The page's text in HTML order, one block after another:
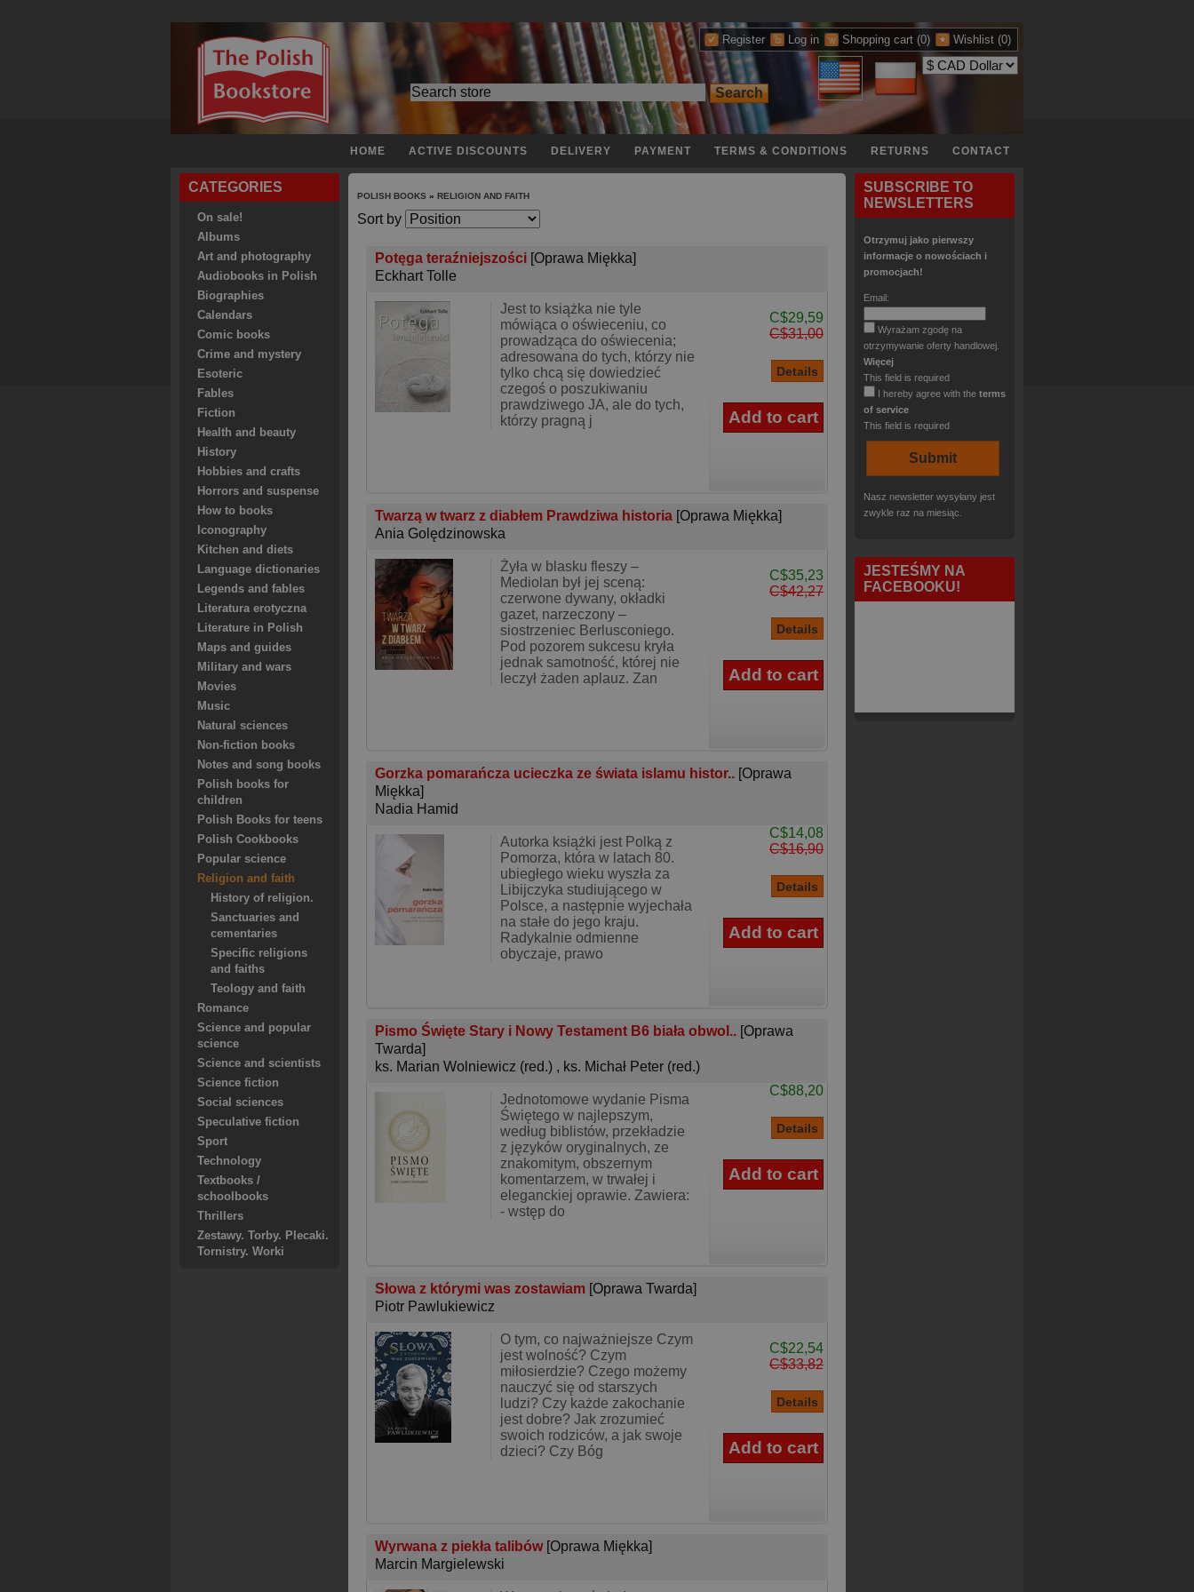
Register Log in Shopping cart (0) Wishlist (0)
HOME ACTIVE DISCOUNTS DELIVERY PAYMENT TERMS & CONDITIONS RETURNS CONTACT
CATEGORIES
On sale!
Albums
Art and photography
Audiobooks in Polish
Biographies
Calendars
Comic books
Crime and mystery
Esoteric
Fables
Fiction
Health and beauty
History
Hobbies and crafts
Horrors and suspense
How to books
Iconography
Kitchen and diets
Language dictionaries
Legends and fables
Literatura erotyczna
Literature in Polish
Maps and guides
Military and wars
Movies
Music
Natural sciences
Non-fiction books
Notes and song books
Polish books for
children
Polish Books for teens
Polish Cookbooks
Popular science
Religion and faith
History of religion.
Sanctuaries and
cementaries
Specific religions
and faiths
Teology and faith
Romance
Science and popular
science
Science and scientists
Science fiction
Social sciences
Speculative fiction
Sport
Technology
Textbooks /
schoolbooks
Thrillers
Zestawy. Torby. Plecaki.
Tornistry. Worki
POLISH BOOKS » RELIGION AND FAITH
Sort by
Potęga teraźniejszości [Oprawa Miękka]
Eckhart Tolle
Jest to książka nie tyle
mówiąca o oświeceniu, co
prowadząca do oświecenia;
adresowana do tych, którzy nie
tylko chcą się dowiedzieć
czegoś o poszukiwaniu
prawdziwego JA, ale do tych,
którzy pragną j
C$29,59
C$31,00
Twarzą w twarz z diabłem Prawdziwa historia [Oprawa Miękka]
Ania Golędzinowska
Żyła w blasku fleszy –
Mediolan był jej sceną:
czerwone dywany, okładki
gazet, narzeczony –
siostrzeniec Berlusconiego.
Pod pozorem sukcesu kryła
jednak samotność, której nie
leczył żaden aplauz. Zan
C$35,23
C$42,27
Gorzka pomarańcza ucieczka ze świata islamu histor.. [Oprawa
Miękka]
Nadia Hamid
Autorka książki jest Polką z
Pomorza, która w latach 80.
ubiegłego wieku wyszła za
Libijczyka studiującego w
Polsce, a następnie wyjechała
na stałe do jego kraju.
Radykalnie odmienne
obyczaje, prawo
C$14,08
C$16,90
Pismo Święte Stary i Nowy Testament B6 biała obwol.. [Oprawa
Twarda]
ks. Marian Wolniewicz (red.) , ks. Michał Peter (red.)
Jednotomowe wydanie Pisma
Świętego w najlepszym,
według biblistów, przekładzie
z języków oryginalnych, ze
znakomitym, obszernym
komentarzem, w trwałej i
eleganckiej oprawie. Zawiera:
- wstęp do
C$88,20
Słowa z którymi was zostawiam [Oprawa Twarda]
Piotr Pawlukiewicz
O tym, co najważniejsze Czym
jest wolność? Czym
miłosierdzie? Czego możemy
nauczyć się od starszych
ludzi? Czy każde zakochanie
jest dobre? Jak zrozumieć
swoich rodziców, a jak swoje
dzieci? Czy Bóg
C$22,54
C$33,82
Wyrwana z piekła talibów [Oprawa Miękka]
Marcin Margielewski
SUBSCRIBE TO
NEWSLETTERS
Otrzymuj jako pierwszy
informacje o nowościach i
promocjach!
Email:
Wyrażam zgodę na
otrzymywanie oferty handlowej.
Więcej
This field is required
I hereby agree with the terms
of service
This field is required
Nasz newsletter wysyłany jest
zwykle raz na miesiąc.
JESTEŚMY NA
FACEBOOKU!